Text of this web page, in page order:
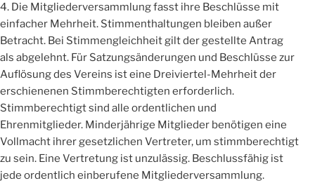
4. Die Mitgliederversammlung fasst ihre Beschlüsse mit
einfacher Mehrheit. Stimmenthaltungen bleiben außer
Betracht. Bei Stimmengleichheit gilt der gestellte Antrag
als abgelehnt. Für Satzungsänderungen und Beschlüsse zur
Auflösung des Vereins ist eine Dreiviertel-Mehrheit der
erschienenen Stimmberechtigten erforderlich.
Stimmberechtigt sind alle ordentlichen und
Ehrenmitglieder. Minderjährige Mitglieder benötigen eine
Vollmacht ihrer gesetzlichen Vertreter, um stimmberechtigt
zu sein. Eine Vertretung ist unzulässig. Beschlussfähig ist
jede ordentlich einberufene Mitgliederversammlung.